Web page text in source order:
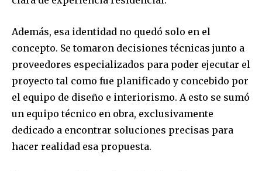
Además, esa identidad no quedó solo en el
concepto. Se tomaron decisiones técnicas junto a
proveedores especializados para poder ejecutar el
proyecto tal como fue planificado y concebido por
el equipo de diseño e interiorismo. A esto se sumó
un equipo técnico en obra, exclusivamente
dedicado a encontrar soluciones precisas para
hacer realidad esa propuesta.